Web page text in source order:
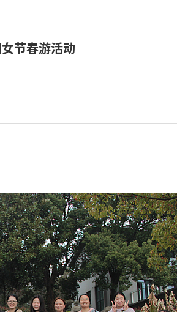
节春游活动